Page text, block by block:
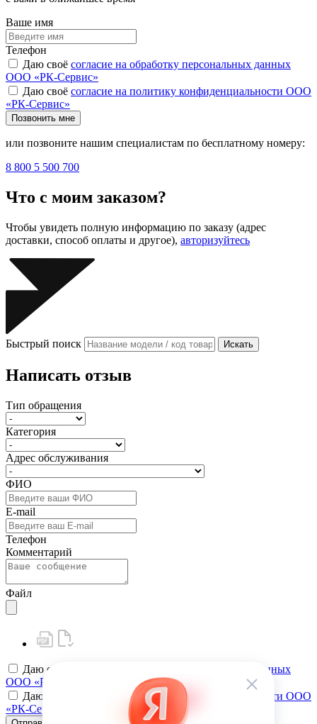
Ваше имя
Телефон
Даю своё согласие на обработку персональных данных
ООО «РК-Сервис»
Даю своё согласие на политику конфиденциальности ООО
«РК-Сервис»
Позвонить мне
или позвоните нашим специалистам по бесплатному номеру:
8 800 5 500 700
Что с моим заказом?
Чтобы увидеть полную информацию по заказу (адрес
доставки, способ оплаты и другое), авторизуйтесь
Быстрый поиск Искать
Написать отзыв
Тип обращения
Категория
Адрес обслуживания
ФИО
E-mail
Телефон
Комментарий
Файл
Даю своё
согласие на обработку персональных данных
ООО «РК-Сервис»
Даю своё
согласие на политику конфиденциальности ООО
«РК-Сервис»